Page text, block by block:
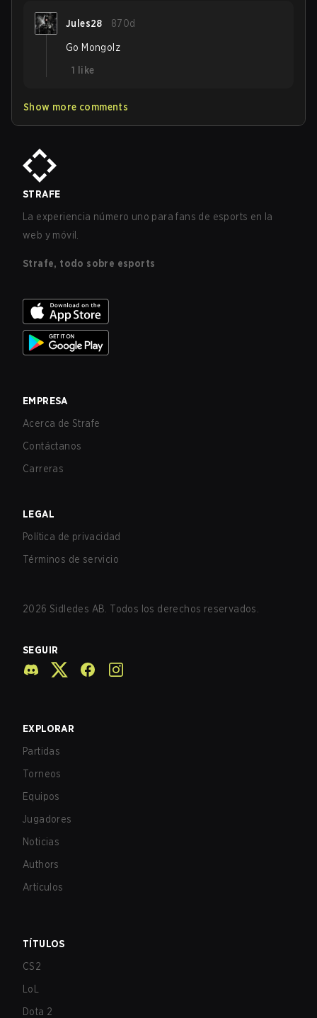
Jules28 870d
Go Mongolz
1
like
Show more comments
STRAFE
La experiencia número uno para fans de esports en la
web y móvil.
Strafe, todo sobre esports
EMPRESA
Acerca de Strafe
Contáctanos
Carreras
LEGAL
Política de privacidad
Términos de servicio
2026 Sidledes AB. Todos los derechos reservados.
SEGUIR
EXPLORAR
Partidas
Torneos
Equipos
Jugadores
Noticias
Authors
Artículos
TÍTULOS
CS2
LoL
Dota 2